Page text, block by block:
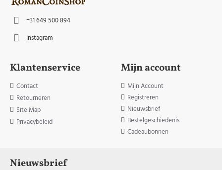
+31 649 500 894
Instagram
Klantenservice
Contact
Retourneren
Site Map
Privacybeleid
Mijn account
Mijn Account
Registreren
Nieuwsbrief
Bestelgeschiedenis
Cadeaubonnen
Nieuwsbrief